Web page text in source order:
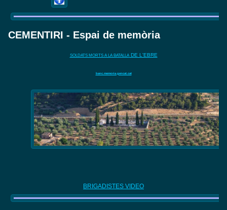
CEMENTIRI - Espai de memòria
SOLDATS MORTS A LA BATALLADE L'EBRE
banc.memoria.gencat.cat
BRIGADISTES VIDEO